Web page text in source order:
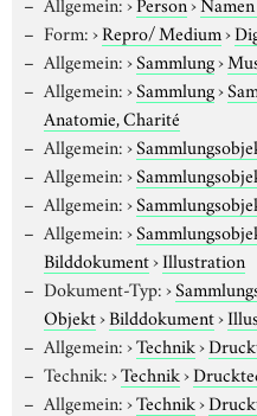
Form:›Repro/ Medium›
Allgemein:›Sammlung›
Allgemein:›Sammlung›
Anatomie, Charité
Allgemein:›
Allgemein:›
Allgemein:›
Allgemein:›
Bilddokument›Illustration
Dokument-Typ:›
Objekt›Bilddokument›
Allgemein:›Technik›
Technik:›Technik›
Allgemein:›Technik›